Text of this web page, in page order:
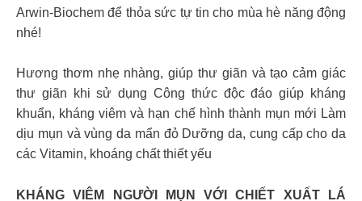
Arwin-Biochem để thỏa sức tự tin cho mùa hè năng động
nhé!
Hương thơm nhẹ nhàng, giúp thư giãn và tạo cảm giác
thư giãn khi sử dụng Công thức độc đáo giúp kháng
khuẩn, kháng viêm và hạn chế hình thành mụn mới Làm
dịu mụn và vùng da mẩn đỏ Dưỡng da, cung cấp cho da
các Vitamin, khoáng chất thiết yếu
KHÁNG VIÊM NGƯỜI MỤN VỚI CHIẾT XUẤT LÁ